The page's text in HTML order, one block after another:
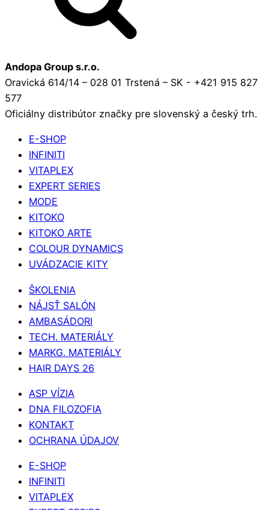
Andopa Group s.r.o.
Oravická 614/14 – 028 01 Trstená – SK - +421 915 827
577
Oficiálny distribútor značky pre slovenský a český trh.
E-SHOP
INFINITI
VITAPLEX
EXPERT SERIES
MODE
KITOKO
KITOKO ARTE
COLOUR DYNAMICS
UVÁDZACIE KITY
ŠKOLENIA
NÁJSŤ SALÓN
AMBASÁDORI
TECH. MATERIÁLY
MARKG. MATERIÁLY
HAIR DAYS 26
ASP VÍZIA
DNA FILOZOFIA
KONTAKT
OCHRANA ÚDAJOV
E-SHOP
INFINITI
VITAPLEX